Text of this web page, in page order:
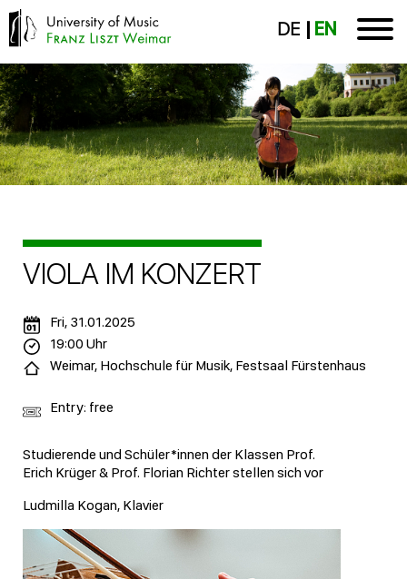
DE EN
VIOLA IM KONZERT
Studierende und Schüler*innen der Klassen Prof.
Erich Krüger & Prof. Florian Richter stellen sich vor
Ludmilla Kogan, Klavier
Fri, 31.01.2025
19:00 Uhr
Weimar, Hochschule für Musik, Festsaal Fürstenhaus
Entry: free